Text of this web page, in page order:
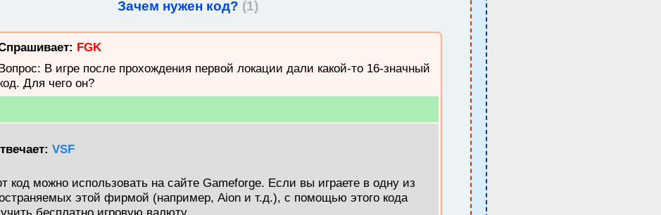
Зачем нужен код? (1)
FGK
В игре после прохождения первой локации дали какой-то 16-значный
Для чего он?
VSF
код можно использовать на сайте Gameforge. Если вы играете в одну из
этой фирмой (например, Aion и т.д.), с помощью этого кода
бесплатно игровую валюту.